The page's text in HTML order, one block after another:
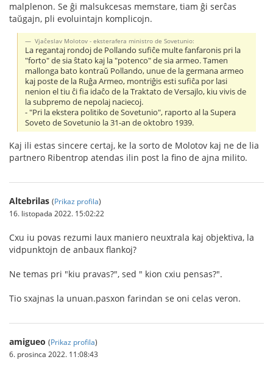
malplenon. Se ĝi malsukcesas memstare, tiam ĝi serĉas
taŭgajn, pli evoluintajn komplicojn.
Vjaĉeslav Molotov - eksterafera ministro de Sovetunio:
La regantaj rondoj de Pollando sufiĉe multe fanfaronis pri la
"forto" de sia ŝtato kaj la "potenco" de sia armeo. Tamen
mallonga bato kontraŭ Pollando, unue de la germana armeo
kaj poste de la Ruĝa Armeo, montriĝis esti sufiĉa por lasi
nenion el tiu ĉi fia idaĉo de la Traktato de Versajlo, kiu vivis de
la subpremo de nepolaj naciecoj.
- "Pri la ekstera politiko de Sovetunio", raporto al la Supera
Soveto de Sovetunio la 31-an de oktobro 1939.
Kaj ili estas sincere certaj, ke la sorto de Molotov kaj ne de lia
partnero Ribentrop atendas ilin post la fino de ajna milito.
Altebrilas (Prikaz profila)
16. listopada 2022. 15:02:22
Cxu iu povas rezumi laux maniero neuxtrala kaj objektiva, la
vidpunktojn de anbaux flankoj?
Ne temas pri "kiu pravas?", sed " kion cxiu pensas?".
Tio sxajnas la unuan.pasxon farindan se oni celas veron.
amigueo (Prikaz profila)
6. prosinca 2022. 11:08:43